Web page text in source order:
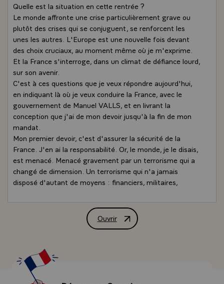
Quelle est la situation en cette rentrée ?
Le monde affronte une crise particulièrement grave ou
plutôt des crises qui se conjuguent, se renforcent les
unes les autres. L'Europe est une nouvelle fois devant
des choix cruciaux, au moment même où je m'exprime.
Et la France s'interroge, dans un climat de défiance lourd,
sur son avenir.
C'est à ces questions que je veux répondre aujourd'hui,
en indiquant là où je veux conduire la France, avec le
gouvernement de Manuel VALLS, et en livrant la
conception que j'ai de mon devoir jusqu'à la fin de mon
mandat.
Mon premier devoir, c'est d'assurer la sécurité de la
France. J'en ai la responsabilité. Or, le monde, je le disais,
est menacé. Menacé gravement par un terrorisme qui a
changé de dimension. Un terrorisme qui n'a jamais
disposé d'autant de moyens : financiers, militaires,
terrorisme qui s'en prend à la population, bien sûr, la plus
fragile, et quelle que soit sa religion.
d'ailleurs victorieusement, au Mali. D'autres agissent au
Nigeria, en Libye, en Somalie, mais c'est en Irak et en
Syrie, que le danger est le plus grand. Le mouvement
terroriste, que l'on appelle Daesh, a prospéré dans le
Ouvrir
Déclaration de M. François Hollande,